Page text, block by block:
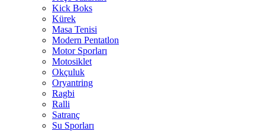
Kick Boks
Kürek
Masa Tenisi
Modern Pentatlon
Motor Sporları
Motosiklet
Okçuluk
Oryantring
Ragbi
Ralli
Satranç
Su Sporları